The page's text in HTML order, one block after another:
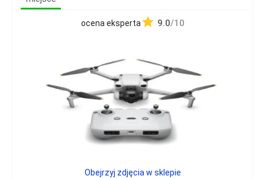
ocena eksperta 9.0/10
Obejrzyj zdjęcia w sklepie